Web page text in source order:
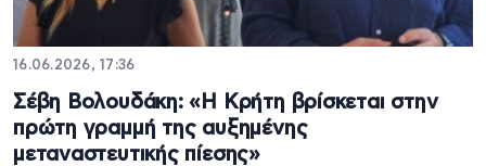
16.06.2026, 17:36
Σέβη Βολουδάκη: «Η Κρήτη βρίσκεται στην
πρώτη γραμμή της αυξημένης
μεταναστευτικής πίεσης»